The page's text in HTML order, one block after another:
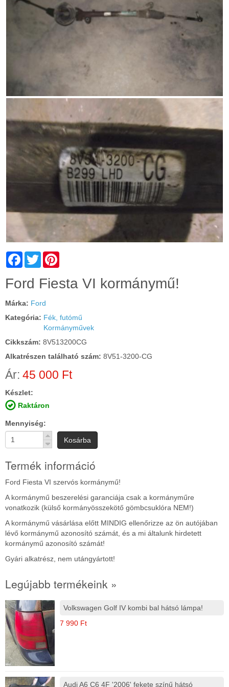
Facebook
Twitter
Cím:
Ford Fiesta VI kormánymű!
Márka: Ford
Kategória: Fék, futómű
Kormányművek
Cikkszám: 8V513200CG
Alkatrészen található szám: 8V51-3200-CG
Ár: 45 000 Ft
Készlet:
Raktáron
Mennyiség
Kosárba
Termék információ
Ford Fiesta VI szervós kormánymű!
A kormánymű beszerelési garanciája csak a kormányműre
vonatkozik (külső kormányösszekötő gömbcsuklóra NEM!)
A kormánymű vásárlása előtt MINDIG ellenőrizze az ön autójában
lévő kormánymű azonosító számát, és a mi általunk hirdetett
kormánymű azonosító számát!
Gyári alkatrész, nem utángyártott!
Legújabb termékeink »
Volkswagen Golf IV kombi bal hátsó lámpa!
7 990 Ft
Audi A6 C6 4F '2006' fekete színű hátsó